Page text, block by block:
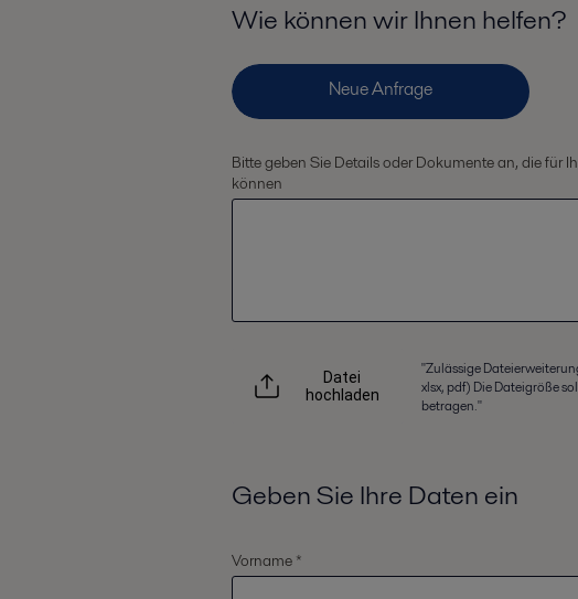
Wie können wir Ihnen helfen?
Bitte geben Sie Details oder Dokumente an, die für
können
Datei
hochladen
"Zulässige
xlsx, pdf) Die Dateigröße
betragen."
Geben Sie Ihre Daten ein
Vorname *